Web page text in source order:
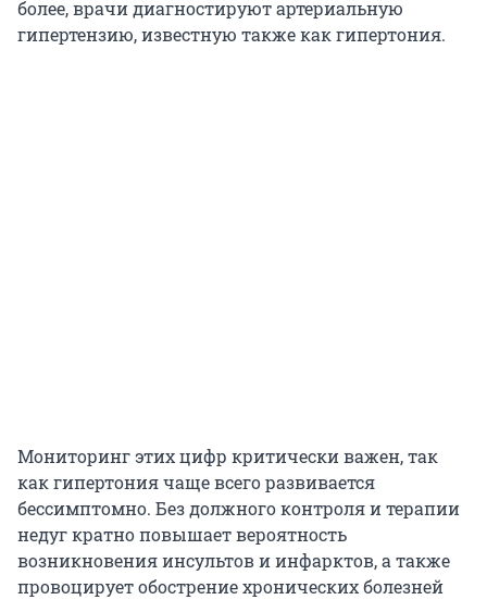
более, врачи диагностируют артериальную
гипертензию, известную также как гипертония.
Мониторинг этих цифр критически важен, так
как гипертония чаще всего развивается
бессимптомно. Без должного контроля и терапии
недуг кратно повышает вероятность
возникновения инсультов и инфарктов, а также
провоцирует обострение хронических болезней